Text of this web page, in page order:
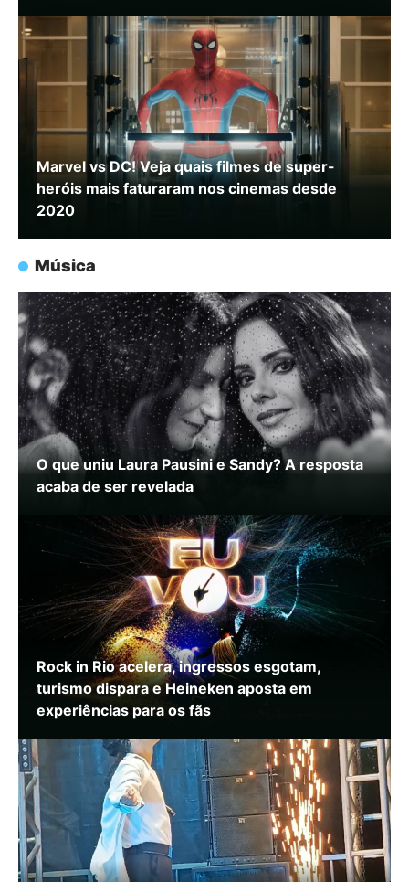
Marvel vs DC! Veja quais filmes de super-
heróis mais faturaram nos cinemas desde
2020
Música
O que uniu Laura Pausini e Sandy? A resposta
acaba de ser revelada
Rock in Rio acelera, ingressos esgotam,
turismo dispara e Heineken aposta em
experiências para os fãs